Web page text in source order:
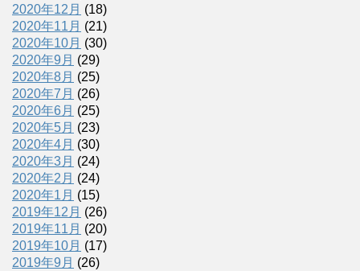
2020年12月 (18)
2020年11月 (21)
2020年10月 (30)
2020年9月 (29)
2020年8月 (25)
2020年7月 (26)
2020年6月 (25)
2020年5月 (23)
2020年4月 (30)
2020年3月 (24)
2020年2月 (24)
2020年1月 (15)
2019年12月 (26)
2019年11月 (20)
2019年10月 (17)
2019年9月 (26)